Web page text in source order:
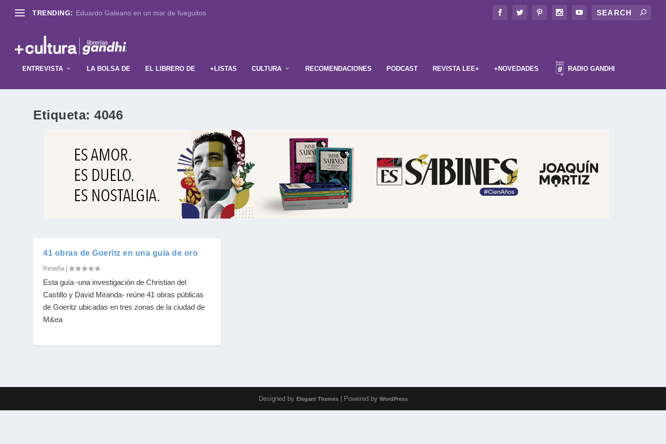
TRENDING: Eduardo Galeano en un mar de fueguitos
ENTREVISTA LA BOLSA DE EL LIBRERO DE +LISTAS CULTURA RECOMENDACIONES PODCAST REVISTA LEE+ +NOVEDADES RADIO GANDHI
Etiqueta:4046
41 obras de Goeritz en una guía de oro
Reseña |
Esta guía -una investigación de Christian del
Castillo y David Miranda- reúne 41 obras públicas
de Goeritz ubicadas en tres zonas de la ciudad de
M&ea
Designed by Elegant Themes| Powered by WordPress